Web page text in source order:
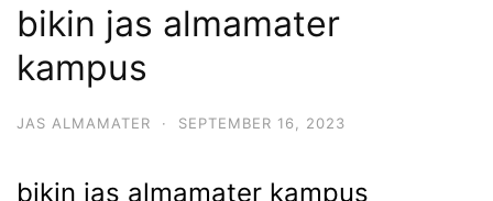
bikin jas almamater
kampus
JAS ALMAMATER · SEPTEMBER 16, 2023
bikin jas almamater kampus